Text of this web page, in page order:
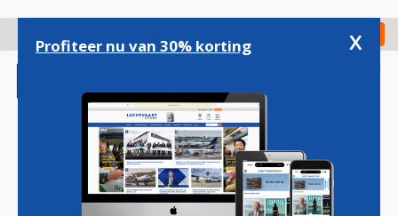
gaan
Check in
Magazine Podcasts Vacatures
Profiteer nu van 30% korting x